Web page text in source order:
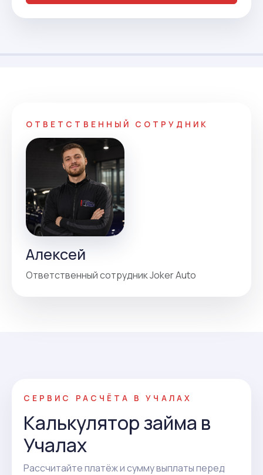
ОТВЕТСТВЕННЫЙ СОТРУДНИК
Алексей
Ответственный сотрудник Joker Auto
СЕРВИС РАСЧЁТА В УЧАЛАХ
Калькулятор займа в
Учалах
Рассчитайте платёж и сумму выплаты перед